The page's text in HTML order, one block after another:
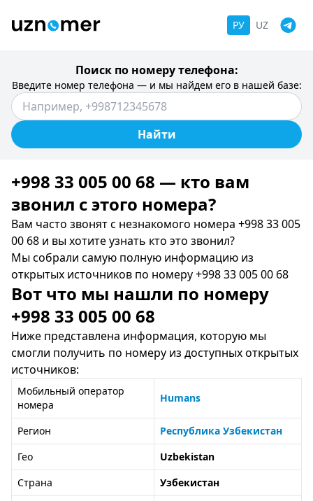
РУ UZ
Поиск по номеру телефона:
Введите номер телефона — и мы найдем его в нашей базе:
Найти
+998 33 005 00 68 — кто вам
звонил c этого номера?
Вам часто звонят с незнакомого номера +998 33 005
00 68 и вы хотите узнать кто это звонил?
Мы собрали самую полную информацию из
открытых источников по номеру +998 33 005 00 68
Вот что мы нашли по номеру
+998 33 005 00 68
Ниже представлена информация, которую мы
смогли получить по номеру из доступных открытых
источников:
Мобильный оператор
номера
Humans
Регион
Республика Узбекистан
Гео
Uzbekistan
Страна
Узбекистан